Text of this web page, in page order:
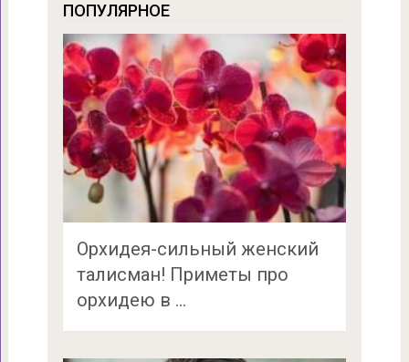
ПОПУЛЯРНОЕ
Орхидея-сильный женский
талисман! Приметы про
орхидею в …